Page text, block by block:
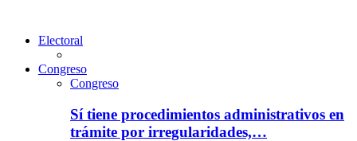
Electoral
Congreso
Congreso
Sí tiene procedimientos administrativos en
trámite por irregularidades,…